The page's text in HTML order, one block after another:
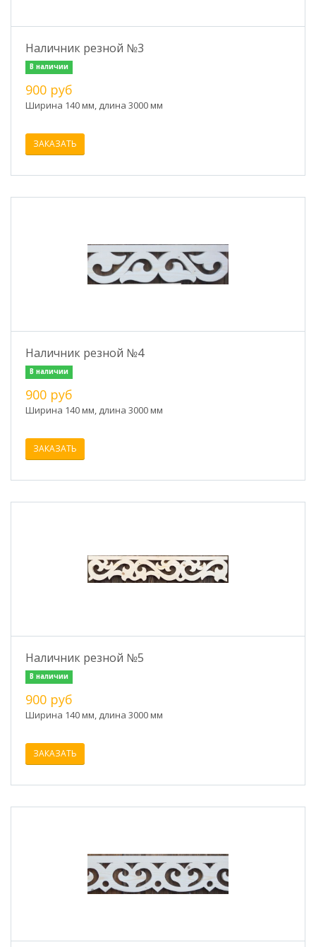
Наличник резной №3
В наличии
900 руб
Ширина 140 мм, длина 3000 мм
ЗАКАЗАТЬ
Наличник резной №4
В наличии
900 руб
Ширина 140 мм, длина 3000 мм
ЗАКАЗАТЬ
Наличник резной №5
В наличии
900 руб
Ширина 140 мм, длина 3000 мм
ЗАКАЗАТЬ